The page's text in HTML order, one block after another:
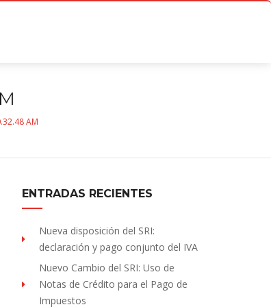
AM
ENTRADAS RECIENTES
Nueva disposición del SRI:
declaración y pago conjunto del IVA
Nuevo Cambio del SRI: Uso de
Notas de Crédito para el Pago de
Impuestos